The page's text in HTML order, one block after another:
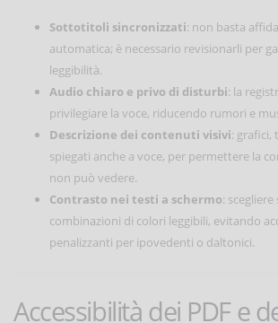
Sottotitoli sincronizzati: non basta
automatica; è necessario revisionarli per
leggibilità.
Audio chiaro e privo di disturbi: la
privilegiare la voce, riducendo rumori e
Descrizione dei contenuti visivi: grafici,
spiegati anche a voce, per permettere la
non può vedere.
Contrasto nei testi a schermo:
combinazioni di colori leggibili, evitando
penalizzanti per ipovedenti o daltonici.
Accessibilità dei PDF e